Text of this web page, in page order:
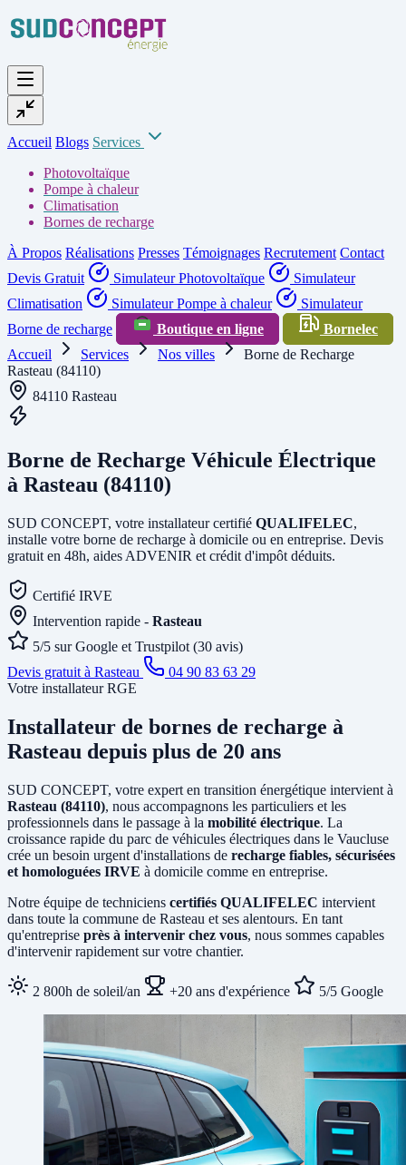
Accueil Blogs Services
Photovoltaïque
Pompe à chaleur
Climatisation
Bornes de recharge
À Propos Réalisations Presses Témoignages Recrutement Contact
Devis Gratuit
Simulateur Photovoltaïque
Simulateur
Climatisation
Simulateur Pompe à chaleur
Simulateur
Borne de recharge
Boutique en ligne
Bornelec
Accueil
Services Nos villes
Borne de Recharge
Rasteau (84110)
84110 Rasteau
Borne de Recharge Véhicule Électrique
à Rasteau (84110)
SUD CONCEPT, votre installateur certifié QUALIFELEC,
installe votre borne de recharge à domicile ou en entreprise. Devis
gratuit en 48h, aides ADVENIR et crédit d'impôt déduits.
Certifié IRVE
Intervention rapide - Rasteau
5/5 sur Google et Trustpilot (30 avis)
Devis gratuit à Rasteau
04 90 83 63 29
Votre installateur RGE
Installateur de bornes de recharge à
Rasteau depuis plus de 20 ans
SUD CONCEPT, votre expert en transition énergétique intervient à
Rasteau (84110), nous accompagnons les particuliers et les
professionnels dans le passage à la mobilité électrique. La
croissance rapide du parc de véhicules électriques dans le Vaucluse
crée un besoin urgent d'installations de recharge fiables, sécurisées
et homologuées IRVE à domicile comme en entreprise.
Notre équipe de techniciens certifiés QUALIFELEC intervient
dans toute la commune de Rasteau et ses alentours. En tant
qu'entreprise près à intervenir chez vous, nous sommes capables
d'intervenir rapidement sur votre chantier.
2 800h de soleil/an +20 ans d'expérience 5/5 Google